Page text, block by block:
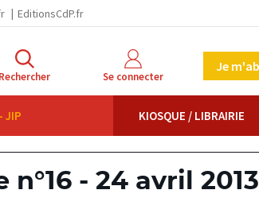
EditionsCdP.fr
Rechercher Se connecter
Je
JIP KIOSQUE / LIBRAIRIE
- 24 avril 2013